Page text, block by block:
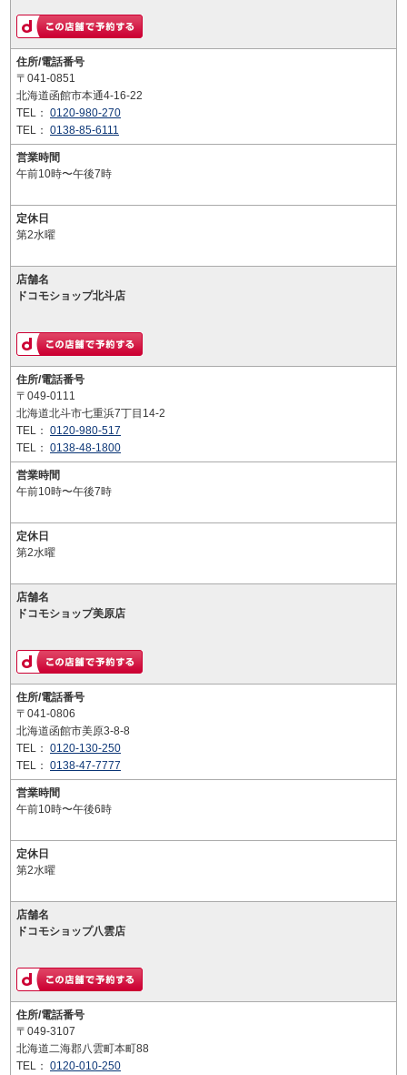
住所/電話番号
〒041-0851
北海道函館市本通4-16-22
TEL： 0120-980-270
TEL： 0138-85-6111
営業時間
午前10時〜午後7時
定休日
第2水曜
店舗名
ドコモショップ北斗店
住所/電話番号
〒049-0111
北海道北斗市七重浜7丁目14-2
TEL： 0120-980-517
TEL： 0138-48-1800
営業時間
午前10時〜午後7時
定休日
第2水曜
店舗名
ドコモショップ美原店
住所/電話番号
〒041-0806
北海道函館市美原3-8-8
TEL： 0120-130-250
TEL： 0138-47-7777
営業時間
午前10時〜午後6時
定休日
第2水曜
店舗名
ドコモショップ八雲店
住所/電話番号
〒049-3107
北海道二海郡八雲町本町88
TEL： 0120-010-250